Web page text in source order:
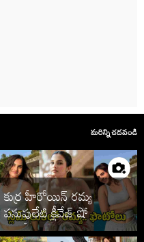
మరిన్ని చదవండి
కుర్ర హీరోయిన్ రమ్య
పసుపులేటి క్లీవేజ్ షో
ఫొటోలు